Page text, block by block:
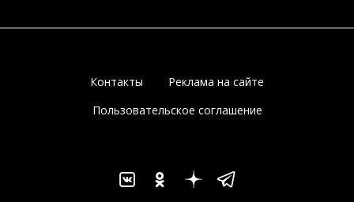
Контакты
Реклама на сайте
Пользовательское соглашение